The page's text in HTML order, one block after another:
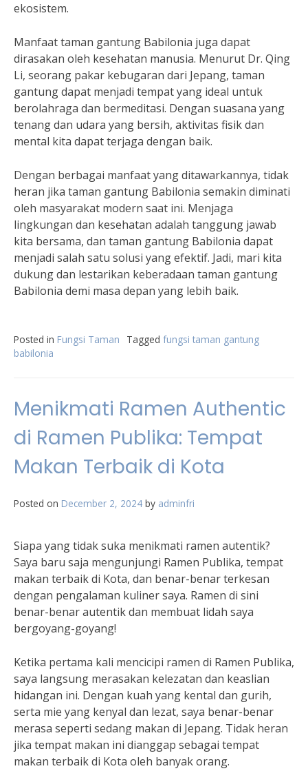
ekosistem.
Manfaat taman gantung Babilonia juga dapat
dirasakan oleh kesehatan manusia. Menurut Dr. Qing
Li, seorang pakar kebugaran dari Jepang, taman
gantung dapat menjadi tempat yang ideal untuk
berolahraga dan bermeditasi. Dengan suasana yang
tenang dan udara yang bersih, aktivitas fisik dan
mental kita dapat terjaga dengan baik.
Dengan berbagai manfaat yang ditawarkannya, tidak
heran jika taman gantung Babilonia semakin diminati
oleh masyarakat modern saat ini. Menjaga
lingkungan dan kesehatan adalah tanggung jawab
kita bersama, dan taman gantung Babilonia dapat
menjadi salah satu solusi yang efektif. Jadi, mari kita
dukung dan lestarikan keberadaan taman gantung
Babilonia demi masa depan yang lebih baik.
Posted in Fungsi Taman Tagged fungsi taman gantung
babilonia
Menikmati Ramen Authentic
di Ramen Publika: Tempat
Makan Terbaik di Kota
Posted on December 2, 2024 by adminfri
Siapa yang tidak suka menikmati ramen autentik?
Saya baru saja mengunjungi Ramen Publika, tempat
makan terbaik di Kota, dan benar-benar terkesan
dengan pengalaman kuliner saya. Ramen di sini
benar-benar autentik dan membuat lidah saya
bergoyang-goyang!
Ketika pertama kali mencicipi ramen di Ramen Publika,
saya langsung merasakan kelezatan dan keaslian
hidangan ini. Dengan kuah yang kental dan gurih,
serta mie yang kenyal dan lezat, saya benar-benar
merasa seperti sedang makan di Jepang. Tidak heran
jika tempat makan ini dianggap sebagai tempat
makan terbaik di Kota oleh banyak orang.